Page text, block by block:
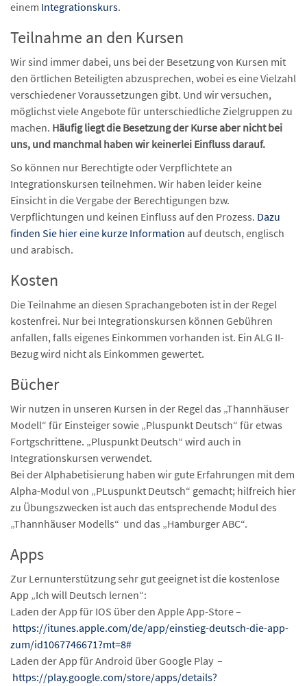
einem Integrationskurs.
Teilnahme an den Kursen
Wir sind immer dabei, uns bei der Besetzung von Kursen mit
den örtlichen Beteiligten abzusprechen, wobei es eine Vielzahl
verschiedener Voraussetzungen gibt. Und wir versuchen,
möglichst viele Angebote für unterschiedliche Zielgruppen zu
machen. Häufig liegt die Besetzung der Kurse aber nicht bei
uns, und manchmal haben wir keinerlei Einfluss darauf.
So können nur Berechtigte oder Verpflichtete an
Integrationskursen teilnehmen. Wir haben leider keine
Einsicht in die Vergabe der Berechtigungen bzw.
Verpflichtungen und keinen Einfluss auf den Prozess. Dazu
finden Sie hier eine kurze Information auf deutsch, englisch
und arabisch.
Kosten
Die Teilnahme an diesen Sprachangeboten ist in der Regel
kostenfrei. Nur bei Integrationskursen können Gebühren
anfallen, falls eigenes Einkommen vorhanden ist. Ein ALG II-
Bezug wird nicht als Einkommen gewertet.
Bücher
Wir nutzen in unseren Kursen in der Regel das „Thannhäuser
Modell“ für Einsteiger sowie „Pluspunkt Deutsch“ für etwas
Fortgschrittene. „Pluspunkt Deutsch“ wird auch in
Integrationskursen verwendet.
Bei der Alphabetisierung haben wir gute Erfahrungen mit dem
Alpha-Modul von „PLuspunkt Deutsch“ gemacht; hilfreich hier
zu Übungszwecken ist auch das entsprechende Modul des
„Thannhäuser Modells“ und das „Hamburger ABC“.
Apps
Zur Lernunterstützung sehr gut geeignet ist die kostenlose
App „Ich will Deutsch lernen“:
Laden der App für IOS über den Apple App-Store –
https://itunes.apple.com/de/app/einstieg-deutsch-die-app-
zum/id1067746671?mt=8#
Laden der App für Android über Google Play –
https://play.google.com/store/apps/details?